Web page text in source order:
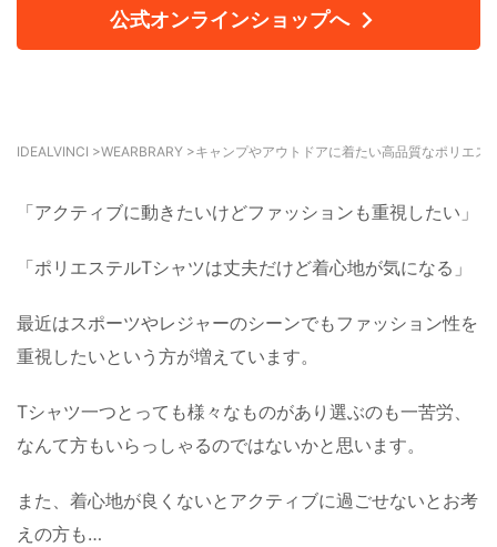
公式オンラインショップへ
IDEALVINCI >WEARBRARY >キャンプやアウトドアに着たい高品質なポリエス
「アクティブに動きたいけどファッションも重視したい」
「ポリエステルTシャツは丈夫だけど着心地が気になる」
最近はスポーツやレジャーのシーンでもファッション性を
重視したいという方が増えています。
Tシャツ一つとっても様々なものがあり選ぶのも一苦労、
なんて方もいらっしゃるのではないかと思います。
また、着心地が良くないとアクティブに過ごせないとお考
えの方も…